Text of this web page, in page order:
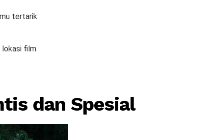
tertarik
lokasi film
dan Spesial